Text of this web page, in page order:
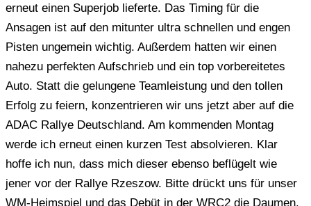
erneut einen Superjob lieferte. Das Timing für die
Ansagen ist auf den mitunter ultra schnellen und engen
Pisten ungemein wichtig. Außerdem hatten wir einen
nahezu perfekten Aufschrieb und ein top vorbereitetes
Auto. Statt die gelungene Teamleistung und den tollen
Erfolg zu feiern, konzentrieren wir uns jetzt aber auf die
ADAC Rallye Deutschland. Am kommenden Montag
werde ich erneut einen kurzen Test absolvieren. Klar
hoffe ich nun, dass mich dieser ebenso beflügelt wie
jener vor der Rallye Rzeszow. Bitte drückt uns für unser
WM-Heimspiel und das Debüt in der WRC2 die Daumen.